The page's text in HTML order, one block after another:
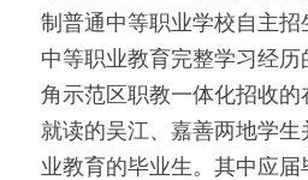
制普通中等职业学校自主
中等职业教育完整学习经
角示范区职教一体化招收
就读的吴江、嘉善两地学
业教育的毕业生。其中应届